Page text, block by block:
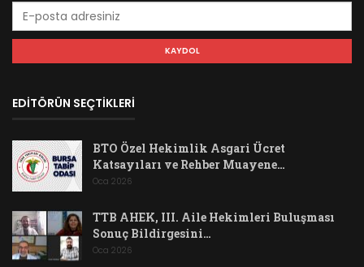
EDİTÖRÜN SEÇTİKLERİ
BTO Özel Hekimlik Asgari Ücret
Katsayıları ve Rehber Muayene…
Oca 2026
TTB AHEK, III. Aile Hekimleri Buluşması
Sonuç Bildirgesini…
Oca 2026